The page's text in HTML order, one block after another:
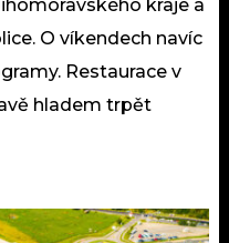
kraje a
O víkendech navíc
Restaurace v
hladem trpět